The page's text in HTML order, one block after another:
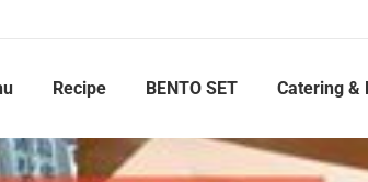
Recipe BENTO SET Catering &